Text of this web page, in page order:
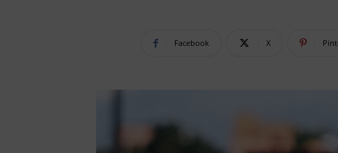
Facebook X